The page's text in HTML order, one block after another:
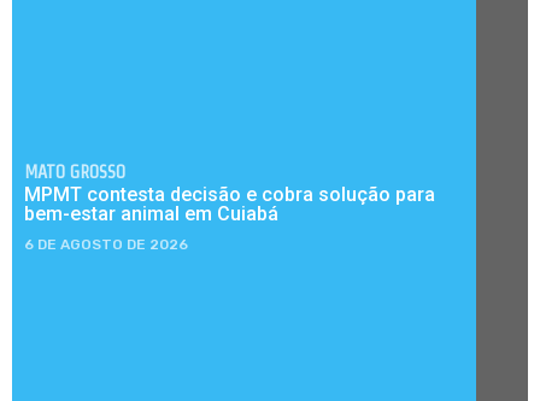
MATO GROSSO
MPMT contesta decisão e cobra solução para
bem-estar animal em Cuiabá
6 DE AGOSTO DE 2026